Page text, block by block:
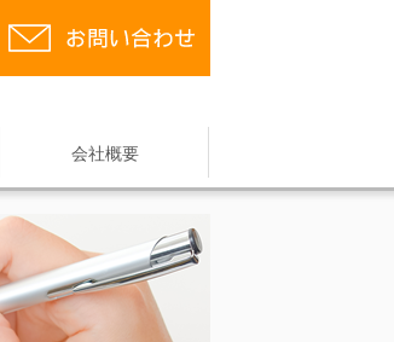
会社概要